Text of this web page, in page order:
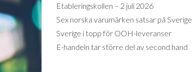
Etableringskollen – 2 juli 2026
Sex norska varumärken satsar på Sverige
Sverige i topp för OOH-leveranser
E-handeln tar större del av second hand